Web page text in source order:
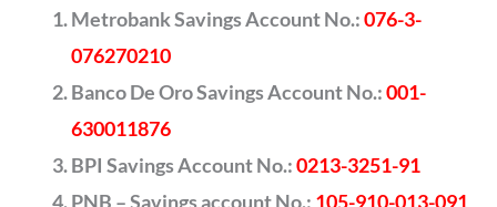
Metrobank Savings Account No.:076-3-
076270210
Banco De Oro Savings Account No.:001-
630011876
BPI Savings Account No.:0213-3251-91
PNB – Savings account No.: 105-910-013-091